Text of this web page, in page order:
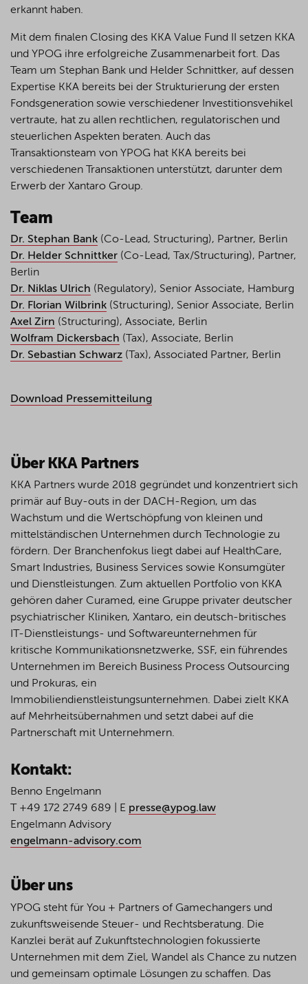
erkannt haben.
Mit dem finalen Closing des KKA Value Fund II setzen KKA
und YPOG ihre erfolgreiche Zusammenarbeit fort. Das
Team um Stephan Bank und Helder Schnittker, auf dessen
Expertise KKA bereits bei der Strukturierung der ersten
Fondsgeneration sowie verschiedener Investitionsvehikel
vertraute, hat zu allen rechtlichen, regulatorischen und
steuerlichen Aspekten beraten. Auch das
Transaktionsteam von YPOG hat KKA bereits bei
verschiedenen Transaktionen unterstützt, darunter dem
Erwerb der Xantaro Group.
Team
Dr. Stephan Bank (Co-Lead, Structuring), Partner, Berlin
Dr. Helder Schnittker (Co-Lead, Tax/Structuring), Partner,
Berlin
Dr. Niklas Ulrich (Regulatory), Senior Associate, Hamburg
Dr. Florian Wilbrink (Structuring), Senior Associate, Berlin
Axel Zirn (Structuring), Associate, Berlin
Wolfram Dickersbach (Tax), Associate, Berlin
Dr. Sebastian Schwarz (Tax), Associated Partner, Berlin
Download Pressemitteilung
Über KKA Partners
KKA Partners wurde 2018 gegründet und konzentriert sich
primär auf Buy-outs in der DACH-Region, um das
Wachstum und die Wertschöpfung von kleinen und
mittelständischen Unternehmen durch Technologie zu
fördern. Der Branchenfokus liegt dabei auf HealthCare,
Smart Industries, Business Services sowie Konsumgüter
und Dienstleistungen. Zum aktuellen Portfolio von KKA
gehören daher Curamed, eine Gruppe privater deutscher
psychiatrischer Kliniken, Xantaro, ein deutsch-britisches
IT-Dienstleistungs- und Softwareunternehmen für
kritische Kommunikationsnetzwerke, SSF, ein führendes
Unternehmen im Bereich Business Process Outsourcing
und Prokuras, ein
Immobiliendienstleistungsunternehmen. Dabei zielt KKA
auf Mehrheitsübernahmen und setzt dabei auf die
Partnerschaft mit Unternehmern.
Kontakt:
Benno Engelmann
T +49 172 2749 689 | E presse@ypog.law
Engelmann Advisory
engelmann-advisory.com
Über uns
YPOG steht für You + Partners of Gamechangers und
zukunftsweisende Steuer- und Rechtsberatung. Die
Kanzlei berät auf Zukunftstechnologien fokussierte
Unternehmen mit dem Ziel, Wandel als Chance zu nutzen
und gemeinsam optimale Lösungen zu schaffen. Das